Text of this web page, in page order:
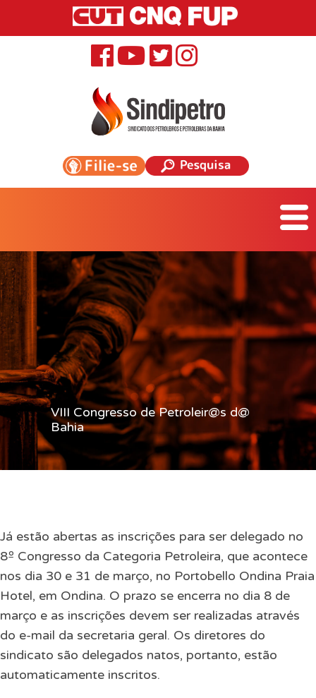
VIII Congresso de Petroleir@s d@
Bahia
Já estão abertas as inscrições para ser delegado no
8º Congresso da Categoria Petroleira, que acontece
nos dia 30 e 31 de março, no Portobello Ondina Praia
Hotel, em Ondina. O prazo se encerra no dia 8 de
março e as inscrições devem ser realizadas através
do e-mail da secretaria geral. Os diretores do
sindicato são delegados natos, portanto, estão
automaticamente inscritos.